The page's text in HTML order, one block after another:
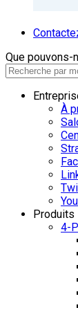
Que pouvons-
À
Produits
4-